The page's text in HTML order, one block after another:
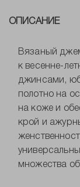
ОПИСАНИЕ
Вязаный
к весенне-
джинсами,
полотно на
на коже и
крой и
множества